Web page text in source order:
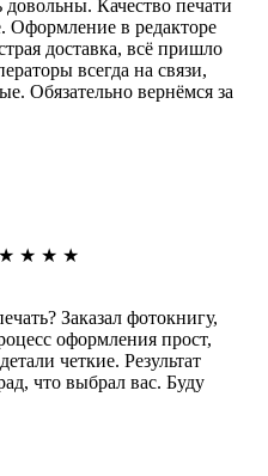
Качество печати
Оформление в редакторе
доставка, всё пришло
всегда на связи,
Обязательно вернёмся за
★ ★ ★ ★
Заказал фотокнигу,
оформления прост,
четкие. Результат
что выбрал вас. Буду